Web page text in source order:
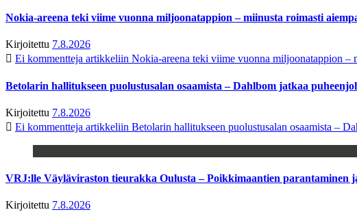
Nokia-areena teki viime vuonna miljoonatappion – miinusta roimasti
Kirjoitettu 7.8.2026
Ei kommentteja artikkeliin Nokia-areena teki viime vuonna miljoonatappion –
Betolarin hallitukseen puolustusalan osaamista – Dahlbom jatkaa
Kirjoitettu 7.8.2026
Ei kommentteja artikkeliin Betolarin hallitukseen puolustusalan osaamista –
VRJ:lle Väyläviraston tieurakka Oulusta – Poikkimaantien parantaminen
Kirjoitettu 7.8.2026